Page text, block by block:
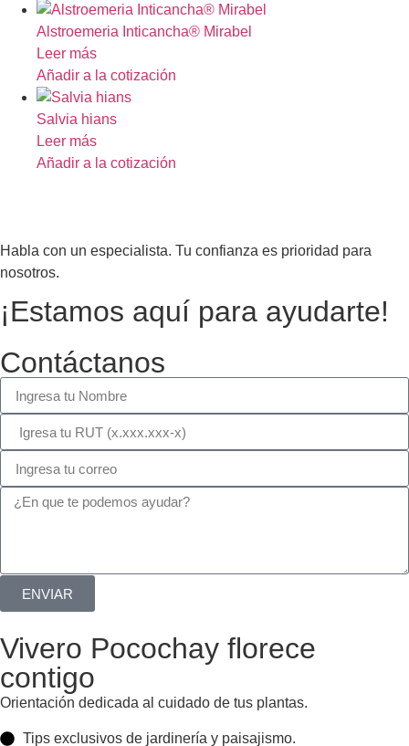
Alstroemeria Inticancha® Mirabel
Leer más
Añadir a la cotización
Salvia hians
Leer más
Añadir a la cotización
Habla con un especialista. Tu confianza es prioridad para
nosotros.
¡Estamos aquí para ayudarte!
Contáctanos
ENVIAR
Vivero Pocochay florece
contigo
Orientación dedicada al cuidado de tus plantas.
Tips exclusivos de jardinería y paisajismo.